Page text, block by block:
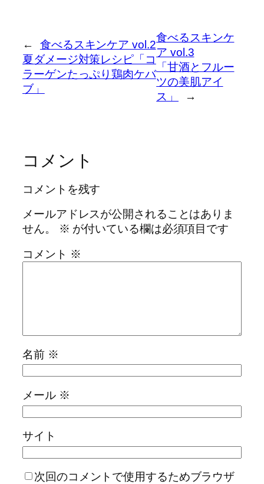
←
食べるスキンケア vol.2
夏ダメージ対策レシピ「コ
ラーゲンたっぷり鶏肉ケバ
ブ」
食べるスキンケ
ア vol.3
「甘酒とフルー
ツの美肌アイ
ス」
→
コメント
コメントを残す
メールアドレスが公開されることはありま
せん。
※ が付いている欄は必須項目です
コメント ※
名前 ※
メール ※
サイト
次回のコメントで使用するためブラウザ